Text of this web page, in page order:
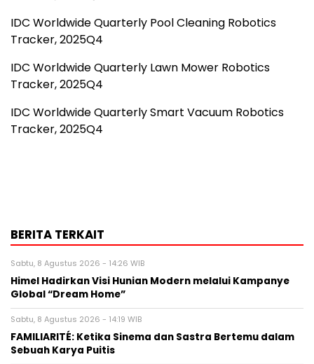
IDC Worldwide Quarterly Pool Cleaning Robotics
Tracker, 2025Q4
IDC Worldwide Quarterly Lawn Mower Robotics
Tracker, 2025Q4
IDC Worldwide Quarterly Smart Vacuum Robotics
Tracker, 2025Q4
BERITA TERKAIT
Sabtu, 8 Agustus 2026 - 14:26 WIB
Himel Hadirkan Visi Hunian Modern melalui Kampanye
Global “Dream Home”
Sabtu, 8 Agustus 2026 - 14:19 WIB
FAMILIARITÉ: Ketika Sinema dan Sastra Bertemu dalam
Sebuah Karya Puitis